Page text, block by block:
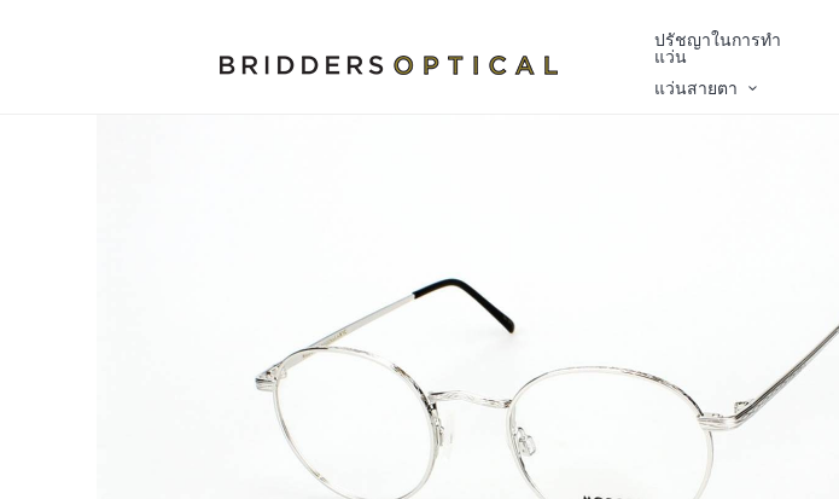
ปรัชญาในการทำ
แว่น
แว่นสายตา